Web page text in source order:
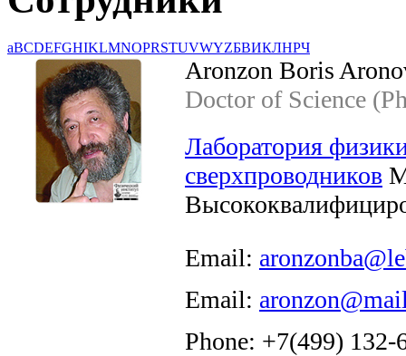
aBCDEFGHIKLMNOPRSTUVWYZБВИКЛНРЧ
Aronzon Boris
Doctor of Science
Лаборатория
сверхпроводников
Email:
Email:
Phone: +7(499) 132-